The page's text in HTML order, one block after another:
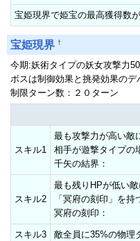
宝姫現界で姫宝の最高獲得数
宝姫現界 †
今期:妖術タイプの妖女攻撃力
ボスは制御効果と挑発効果のデ
制限ターン数：２０ターン
スキル1
最も攻撃力が高い敵
相手が遊撃タイプの
千矢の結界：
スキル2
最も残りHPが低い
「冥府の刻印」を
冥府の刻印：
スキル3 敵全員に35%の物理